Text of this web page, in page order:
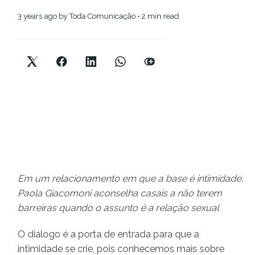
3 years ago byToda Comunicação • 2 min read
Em um relacionamento em que a base é intimidade,
Paola Giacomoni aconselha casais a não terem
barreiras quando o assunto é a relação sexual
O diálogo é a porta de entrada para que a
intimidade se crie, pois conhecemos mais sobre